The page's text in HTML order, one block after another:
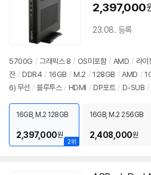
2,397,000
23.08. 등록
5700G / 그래픽스 8 / OS미포함 / AMD / 라
잔 / DDR4 / 16GB / M.2 / 128GB / AMD /
6) 무선 / 블루투스 / HDMI / DP포트 / D-SUB /
2위
16GB, M.2 128GB
2,397,000원
16GB, M.2 256GB
2,408,000원